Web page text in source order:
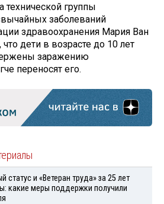
технической группы
заболеваний
здравоохранения Мария Ван
, что дети в возрасте до 10 лет
заражению
переносят его.
статус и «Ветеран труда» за 25 лет
какие меры поддержки получили